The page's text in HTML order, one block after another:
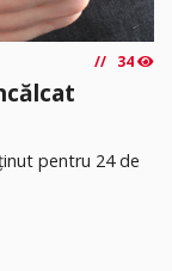
34
pentru 24 de